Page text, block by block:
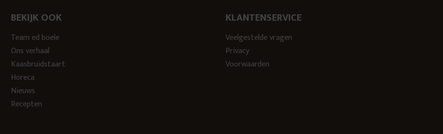
BEKIJK OOK
Team ed boele
Ons verhaal
Kaasbruidstaart
Horeca
Nieuws
Recepten
KLANTENSERVICE
Veelgestelde vragen
Privacy
Voorwaarden